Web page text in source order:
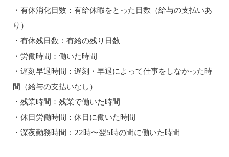
・有休消化日数：有給休暇をとった日数（給与の支払いあ
り）
・有休残日数：有給の残り日数
・労働時間：働いた時間
・遅刻早退時間：遅刻・早退によって仕事をしなかった時
間（給与の支払いなし）
・残業時間：残業で働いた時間
・休日労働時間：休日に働いた時間
・深夜勤務時間：22時〜翌5時の間に働いた時間